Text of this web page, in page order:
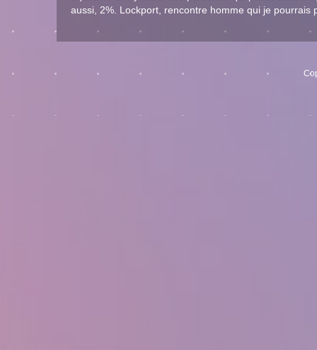
aussi, 2%. Lockport, rencontre homme qui je pourrais